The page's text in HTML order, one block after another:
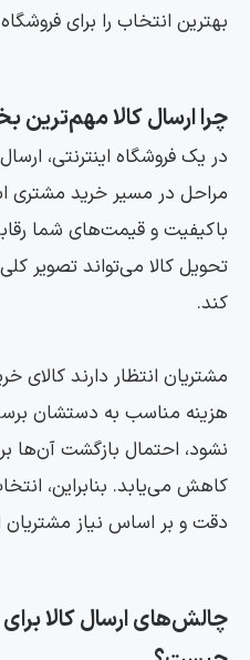
بهترین انتخاب را برای
چرا ارسال کالا
در یک فروشگاه اینترنتی،
مراحل در مسیر خرید
باکیفیت و قیمت‌های شما
تحویل کالا می‌تواند تصویر
کند.
مشتریان انتظار دارند کالای
هزینه مناسب به دستشان برسد.
نشود، احتمال بازگشت آن‌ها
کاهش می‌یابد. بنابراین،
دقت و بر اساس نیاز مشتریان
چالش‌های ارسال کالا